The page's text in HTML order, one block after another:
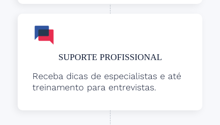
SUPORTE PROFISSIONAL
Receba dicas de especialistas e até
treinamento para entrevistas.